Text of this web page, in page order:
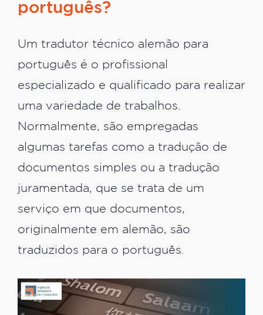
português?
Um tradutor técnico alemão para
português é o profissional
especializado e qualificado para realizar
uma variedade de trabalhos.
Normalmente, são empregadas
algumas tarefas como a tradução de
documentos simples ou a tradução
juramentada, que se trata de um
serviço em que documentos,
originalmente em alemão, são
traduzidos para o português.